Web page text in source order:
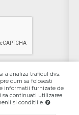
a analiza traficul dvs.
cum sa folosesti
informatii furnizate de
sa continuati utilizarea
si conditiile.